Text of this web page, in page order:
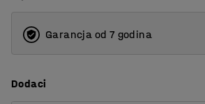
Garancja od 7 godina
Dodaci